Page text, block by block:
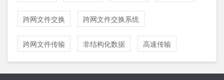
跨网文件交换 跨网文件交换系统
跨网文件传输 非结构化数据 高速传输